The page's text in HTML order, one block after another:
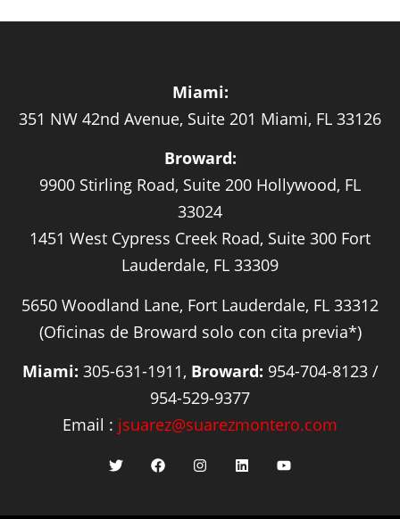
Miami:
351 NW 42nd Avenue, Suite 201 Miami, FL 33126
Broward:
9900 Stirling Road, Suite 200 Hollywood, FL
33024
1451 West Cypress Creek Road, Suite 300 Fort
Lauderdale, FL 33309
5650 Woodland Lane, Fort Lauderdale, FL 33312
(Oficinas de Broward solo con cita previa*)
Miami: 305-631-1911, Broward: 954-704-8123 /
954-529-9377
Email : jsuarez@suarezmontero.com